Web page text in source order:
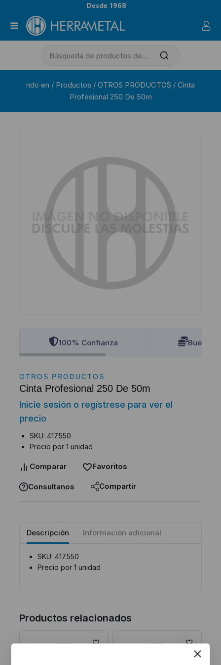
Desde 1968
ndo en / Productos / OTROS PRODUCTOS / Cinta
Profesional 250 De 50m
100% Confianza Buenos
OTROS PRODUCTOS
Cinta Profesional 250 De 50m
Inicie sesión o regístrese para ver el
precio
SKU: 417.550
Precio por 1 unidad
Comparar Favoritos
Consultanos Compartir
Descripción Información adicional
SKU: 417.550
Precio por 1 unidad
Productos relacionados